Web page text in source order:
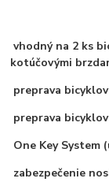
vhodný na 2 ks
kotúčovými
preprava
preprava
One Key System
zabezpečenie